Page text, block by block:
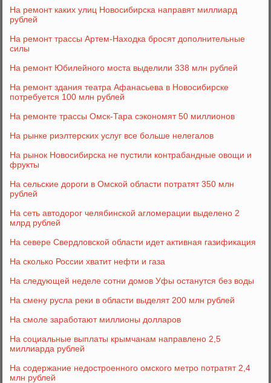
На ремонт каких улиц Новосибирска направят миллиард
рублей
На ремонт трассы Артем-Находка бросят дополнительные
силы
На ремонт Юбилейного моста выделили 338 млн рублей
На ремонт здания театра Афанасьева в Новосибирске
потребуется 100 млн рублей
На ремонте трассы Омск-Тара сэкономят 50 миллионов
На рынке риэлтерских услуг все больше нелегалов
На рынок Новосибирска не пустили контрабандные овощи и
фрукты
На сельские дороги в Омской области потратят 350 млн
рублей
На сеть автодорог челябинской агломерации выделено 2
млрд рублей
На севере Свердловской области идет активная газификация
На сколько России хватит нефти и газа
На следующей неделе сотни домов Уфы останутся без воды
На смену русла реки в области выделят 200 млн рублей
На смоле заработают миллионы долларов
На социальные выплаты крымчанам направлено 2,5
миллиарда рублей
На содержание недостроенного омского метро потратят 2,4
млн рублей